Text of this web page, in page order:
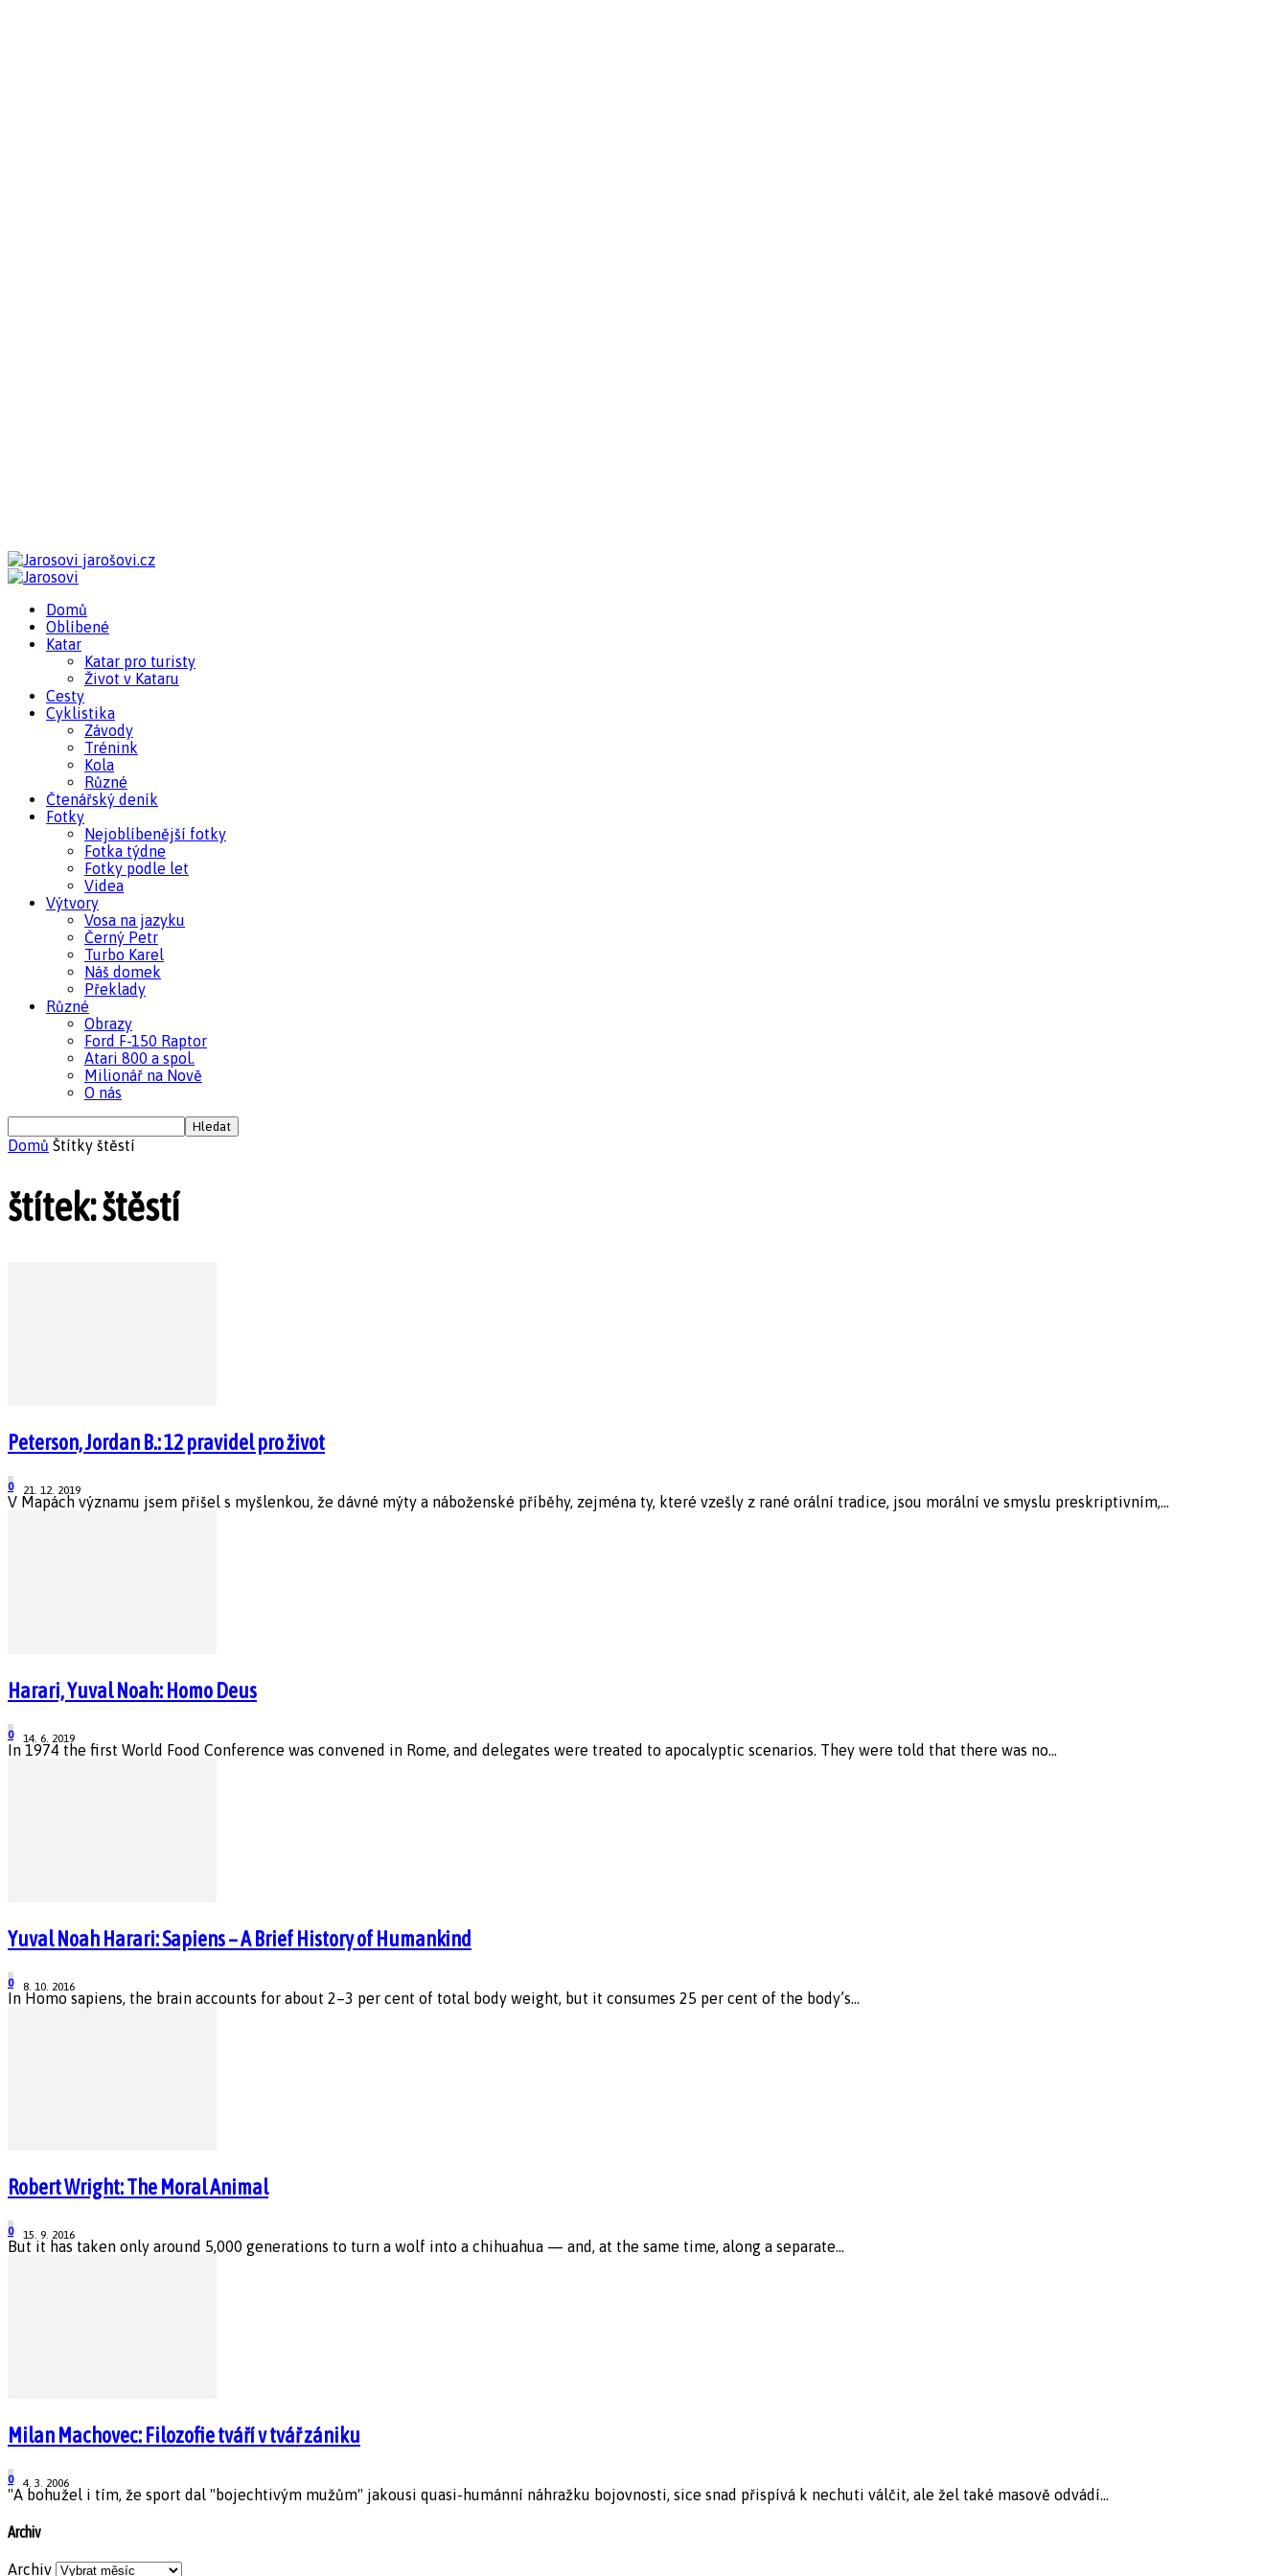
jarošovi.cz
Domů
Oblíbené
Katar
Katar pro turisty
Život v Kataru
Cesty
Cyklistika
Závody
Trénink
Kola
Různé
Čtenářský deník
Fotky
Nejoblíbenější fotky
Fotka týdne
Fotky podle let
Videa
Výtvory
Vosa na jazyku
Černý Petr
Turbo Karel
Náš domek
Překlady
Různé
Obrazy
Ford F-150 Raptor
Atari 800 a spol.
Milionář na Nově
O nás
Domů Štítky štěstí
štítek: štěstí
Peterson, Jordan B.: 12 pravidel pro život
21. 12. 2019
0
V Mapách významu jsem přišel s myšlenkou, že dávné mýty a náboženské příběhy, zejména ty, které vzešly z rané orální tradice, jsou morální ve smyslu preskriptivním,...
Harari, Yuval Noah: Homo Deus
14. 6. 2019
0
In 1974 the first World Food Conference was convened in Rome, and delegates were treated to apocalyptic scenarios. They were told that there was no...
Yuval Noah Harari: Sapiens – A Brief History of Humankind
8. 10. 2016
0
In Homo sapiens, the brain accounts for about 2–3 per cent of total body weight, but it consumes 25 per cent of the body’s...
Robert Wright: The Moral Animal
15. 9. 2016
0
But it has taken only around 5,000 generations to turn a wolf into a chihuahua — and, at the same time, along a separate...
Milan Machovec: Filozofie tváří v tvář zániku
4. 3. 2006
0
"A bohužel i tím, že sport dal "bojechtivým mužům" jakousi quasi-humánní náhražku bojovnosti, sice snad přispívá k nechuti válčit, ale žel také masově odvádí...
Archiv
Archiv